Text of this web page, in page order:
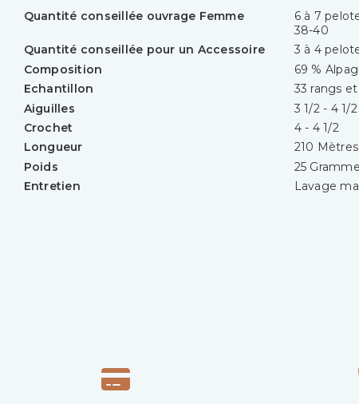
Quantité conseillée ouvrage Femme
6 à 7
38-40
Quantité conseillée pour un Accessoire
3 à 4
Composition
69 %
Echantillon
33 rangs
Aiguilles
3 1/2 - 4 1/2
Crochet
4 - 4 1/2
Longueur
210 Mètres
Poids
25
Entretien
Lavage